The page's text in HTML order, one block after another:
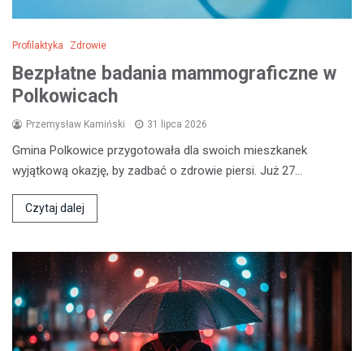
Profilaktyka Zdrowie
Bezpłatne badania mammograficzne w
Polkowicach
Przemysław Kamiński 31 lipca 2026
Gmina Polkowice przygotowała dla swoich mieszkanek
wyjątkową okazję, by zadbać o zdrowie piersi. Już 27…
Czytaj dalej